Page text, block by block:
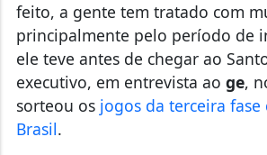
feito, a gente tem tratado com
principalmente pelo período de
ele teve antes de chegar ao
executivo, em entrevista ao ge,
sorteou os jogos da terceira fase
Brasil.